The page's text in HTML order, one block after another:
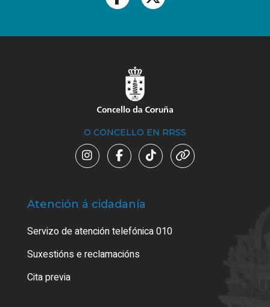
O CONCELLO EN RRSS
Atención á cidadanía
Servizo de atención telefónica 010
Suxestións e reclamacións
Cita previa